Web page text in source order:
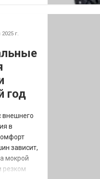
этом
разным
г.
год
внешнего
в
зависит,
мокрой
резком